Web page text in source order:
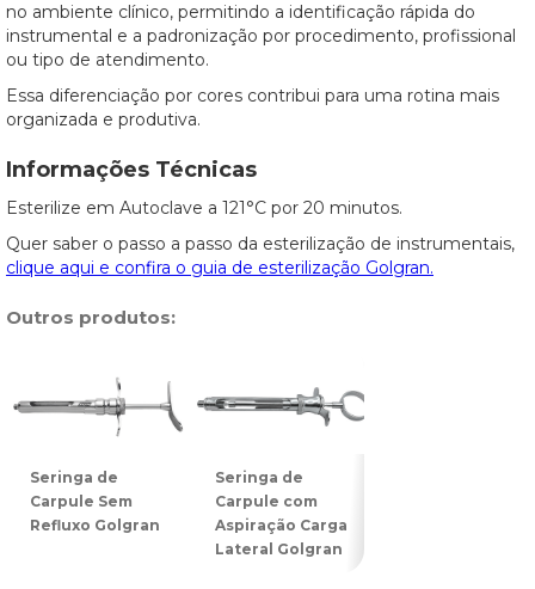
no ambiente clínico, permitindo a identificação rápida do
instrumental e a padronização por procedimento, profissional
ou tipo de atendimento.
Essa diferenciação por cores contribui para uma rotina mais
organizada e produtiva.
Informações Técnicas
Esterilize em Autoclave a 121°C por 20 minutos.
Quer saber o passo a passo da esterilização de instrumentais,
clique aqui e confira o guia de esterilização Golgran.
Outros produtos:
Seringa de
Carpule Sem
Refluxo Golgran
Seringa de
Carpule com
Aspiração Carga
Lateral Golgran